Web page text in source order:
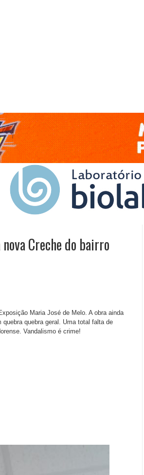
Creche do bairro
Maria José de Melo. A obra ainda
quebra geral. Uma total falta de
Vandalismo é crime!